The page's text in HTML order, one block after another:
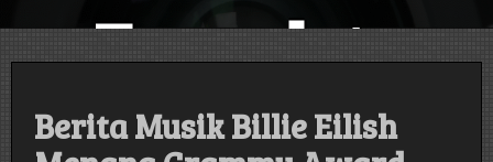
Terupdate
Berita Musik Billie Eilish